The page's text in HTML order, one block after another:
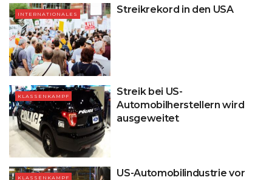
INTERNATIONALES Streikrekord in den USA
KLASSENKAMPF
Streik bei US-
Automobilherstellern wird
ausgeweitet
KLASSENKAMPF
US-Automobilindustrie vor